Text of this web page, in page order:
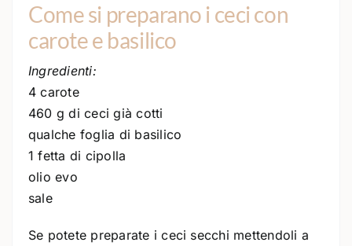
Come si preparano i ceci con
carote e basilico
Ingredienti:
4 carote
460 g di ceci già cotti
qualche foglia di basilico
1 fetta di cipolla
olio evo
sale
Se potete preparate i ceci secchi mettendoli a